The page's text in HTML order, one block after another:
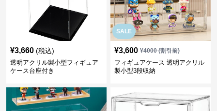
¥3,660 (税込)
透明アクリル製小型フィギュア
ケース台座付き
SALE
¥3,600 ¥4000(割引前)
フィギュアケース 透明アクリル
製小型3段収納